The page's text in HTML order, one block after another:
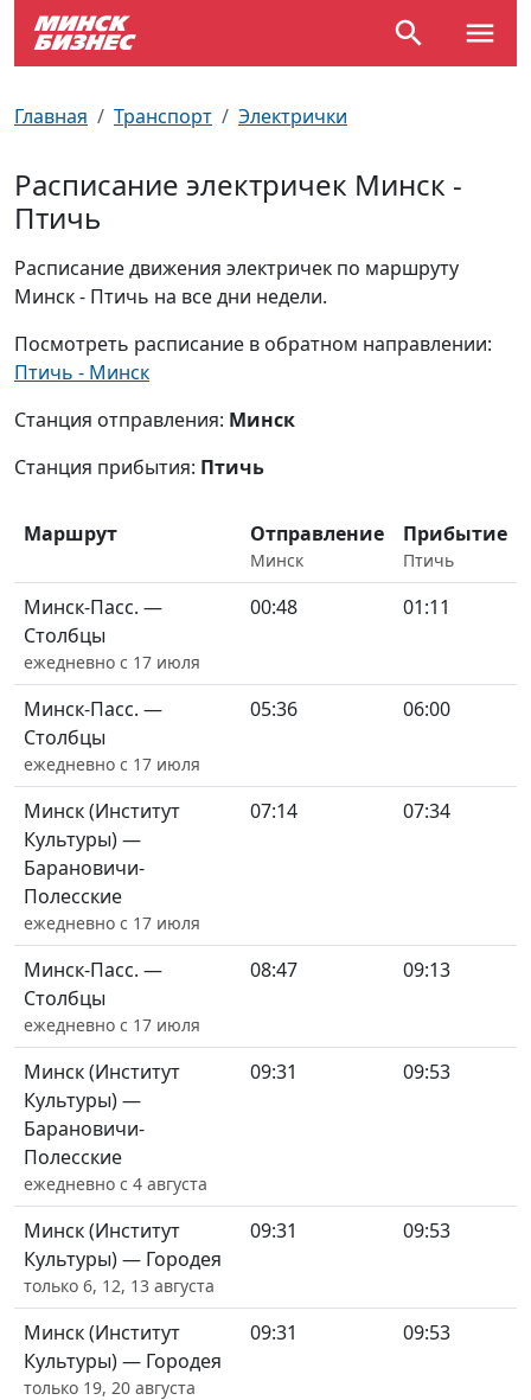
Главная Транспорт Электрички
Расписание электричек Минск -
Птичь
Расписание движения электричек по маршруту
Минск - Птичь на все дни недели.
Посмотреть расписание в обратном направлении:
Птичь - Минск
Станция отправления: Минск
Станция прибытия: Птичь
Маршрут Отправление
Минск
Прибытие
Птичь
Минск-Пасс. —
Столбцы
ежедневно с 17 июля
00:48 01:11
Минск-Пасс. —
Столбцы
ежедневно с 17 июля
05:36 06:00
Минск (Институт
Культуры) —
Барановичи-
Полесские
ежедневно с 17 июля
07:14 07:34
Минск-Пасс. —
Столбцы
ежедневно с 17 июля
08:47 09:13
Минск (Институт
Культуры) —
Барановичи-
Полесские
ежедневно с 4 августа
09:31 09:53
Минск (Институт
Культуры) — Городея
только 6, 12, 13 августа
09:31 09:53
Минск (Институт
Культуры) — Городея
только 19, 20 августа
09:31 09:53
Возле метро
Почтовые индексы
Улицы Минска
Производственный календарь
Схема метро
Пробки на дорогах
Самолеты